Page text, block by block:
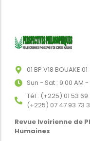
01 BP V18 BOUAKE 01
Sun - Sat : 9:00 AM -
Tél : (+225) 01 53
(+225) 07 47 93 73
Revue Ivoirienne de
Humaines